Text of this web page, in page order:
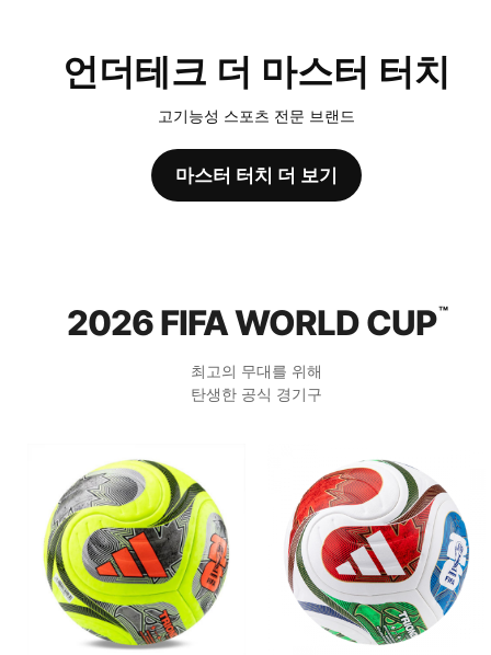
언더테크 더 마스터 터치
고기능성 스포츠 전문 브랜드
마스터 터치 더 보기
2026 FIFA WORLD CUP™
최고의 무대를 위해
탄생한 공식 경기구